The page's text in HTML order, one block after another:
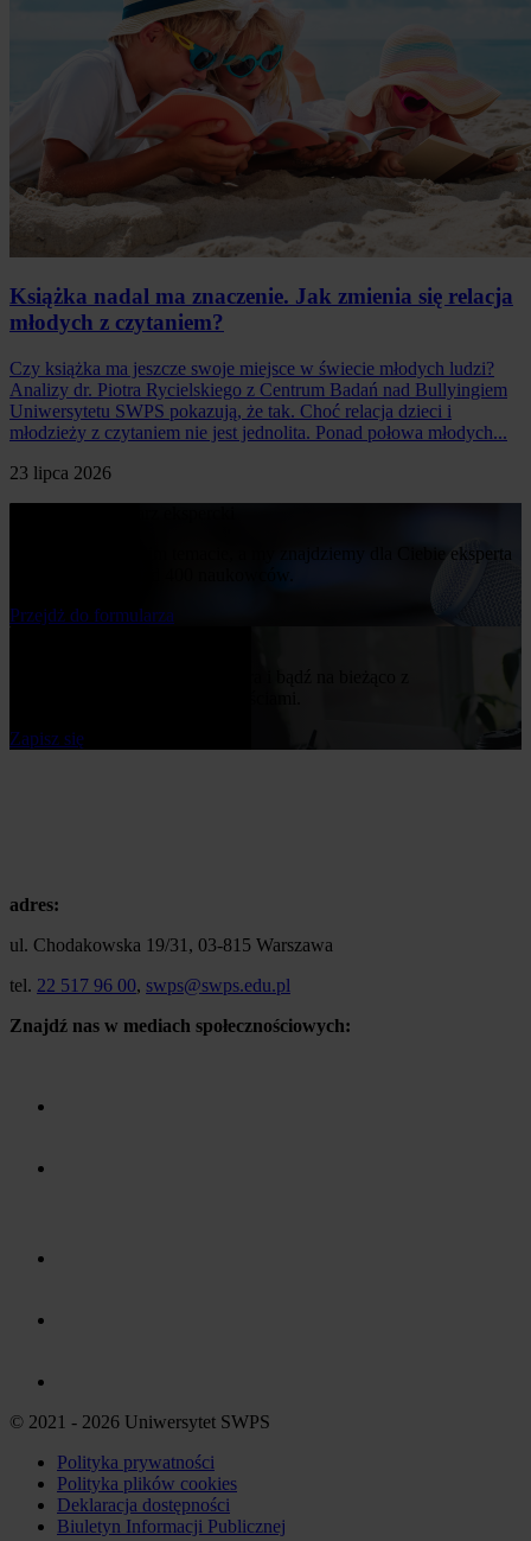
Książka nadal ma znaczenie. Jak zmienia się relacja
młodych z czytaniem?
Czy książka ma jeszcze swoje miejsce w świecie młodych ludzi?
Analizy dr. Piotra Rycielskiego z Centrum Badań nad Bullyingiem
Uniwersytetu SWPS pokazują, że tak. Choć relacja dzieci i
młodzieży z czytaniem nie jest jednolita. Ponad połowa młodych...
23 lipca 2026
Napisz nam o swoim temacie, a my znajdziemy dla Ciebie eksperta
Przejdż do formularza
Zapisz się
adres:
ul. Chodakowska 19/31, 03-815 Warszawa
tel. 22 517 96 00, swps@swps.edu.pl
Znajdź nas w mediach społecznościowych:
© 2021 - 2026 Uniwersytet SWPS
Polityka prywatności
Polityka plików cookies
Deklaracja dostępności
Biuletyn Informacji Publicznej